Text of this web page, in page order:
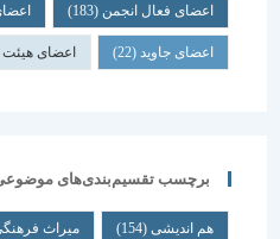
اعضای فعال انجمن(183) اعضای هیئت
اعضای جاوید(22) اعضای هیئت مدیره
برچسب تقسیم‌بندی‌های موضوعی
هم اندیشی (154) میراث فرهنگی (109)